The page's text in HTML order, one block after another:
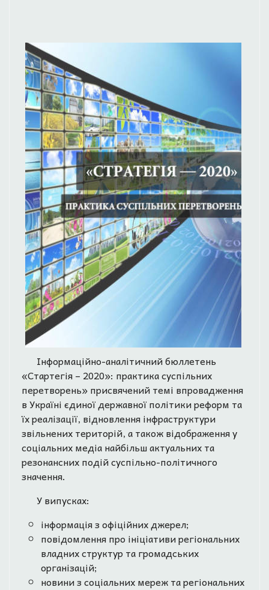
Інформаційно-аналітичний бюллетень
«Стартегія – 2020»: практика суспільних
перетворень» присвячений темі впровадження
в Україні єдиної державної політики реформ та
їх реалізації, відновлення інфраструктури
звільнених територій, а також відображення у
соціальних медіа найбільш актуальних та
резонансних подій суспільно-політичного
значення.
У випусках:
інформація з офіційних джерел;
повідомлення про ініціативи регіональних
владних структур та громадських
організацій;
новини з соціальних мереж та регіональних